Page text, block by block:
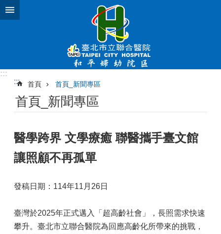
跳到主要內容區塊
:::
:::
首頁 首頁_新聞專區
首頁_新聞專區
醫學跨界 文學療癒 聯醫攜手臺文館
讓照顧不再孤單
發稿日期：114年11月26日
臺灣於2025年正式邁入「超高齡社會」，長照需求快速
攀升。臺北市立聯合醫院為回應高齡化所帶來的挑戰，